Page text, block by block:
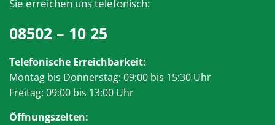
Sie erreichen uns telefonisch:
08502 – 10 25
Telefonische Erreichbarkeit:
Montag bis Donnerstag: 09:00 bis 15:30 Uhr
Freitag: 09:00 bis 13:00 Uhr
Öffnungszeiten: